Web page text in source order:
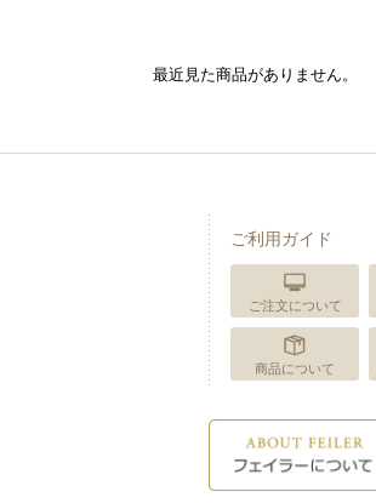
最近見た商品がありません。
ご利用ガイド
ご注文について
商品について